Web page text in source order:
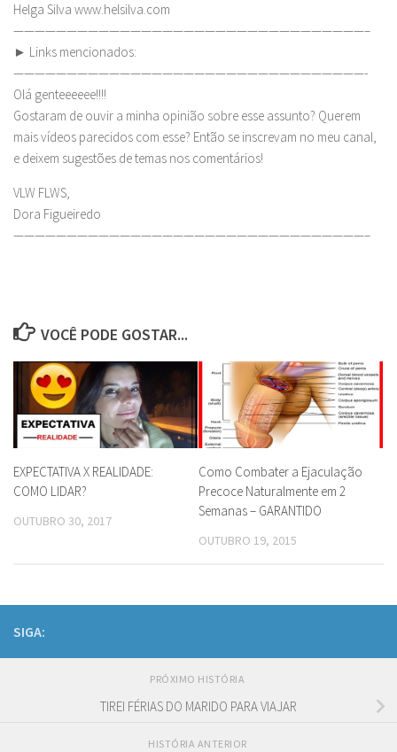
Helga Silva www.helsilva.com
—————————————————————————————————–
► Links mencionados:
—————————————————————————————————-
Olá genteeeeee!!!!
Gostaram de ouvir a minha opinião sobre esse assunto? Querem
mais vídeos parecidos com esse? Então se inscrevam no meu canal,
e deixem sugestões de temas nos comentários!
VLW FLWS,
Dora Figueiredo
—————————————————————————————————–
VOCÊ PODE GOSTAR...
EXPECTATIVA X REALIDADE:
COMO LIDAR?
OUTUBRO 30, 2017
Como Combater a Ejaculação
Precoce Naturalmente em 2
Semanas – GARANTIDO
OUTUBRO 19, 2015
SIGA:
PRÓXIMO HISTÓRIA
TIREI FÉRIAS DO MARIDO PARA VIAJAR
HISTÓRIA ANTERIOR